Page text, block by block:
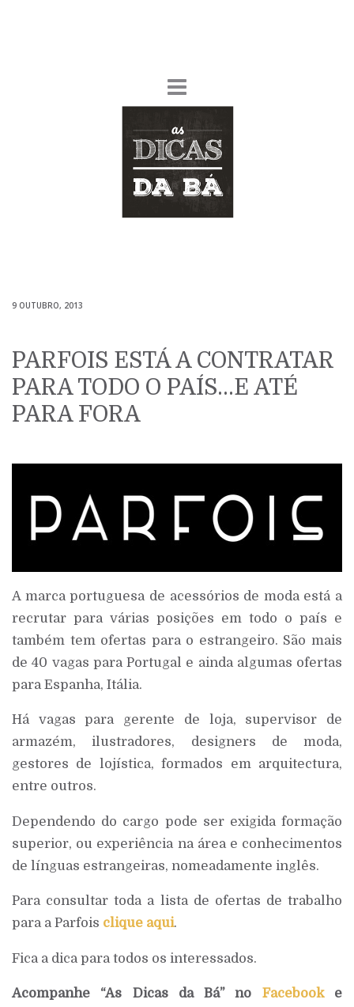
9 OUTUBRO, 2013
PARFOIS ESTÁ A CONTRATAR
PARA TODO O PAÍS…E ATÉ
PARA FORA
A marca portuguesa de acessórios de moda está a
recrutar para várias posições em todo o país e
também tem ofertas para o estrangeiro. São mais
de 40 vagas para Portugal e ainda algumas ofertas
para Espanha, Itália.
Há vagas para gerente de loja, supervisor de
armazém, ilustradores, designers de moda,
gestores de lojística, formados em arquitectura,
entre outros.
Dependendo do cargo pode ser exigida formação
superior, ou experiência na área e conhecimentos
de línguas estrangeiras, nomeadamente inglês.
Para consultar toda a lista de ofertas de trabalho
para a Parfois clique aqui.
Fica a dica para todos os interessados.
Acompanhe “As Dicas da Bá” no Facebooke